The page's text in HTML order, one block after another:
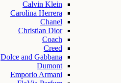
Calvin Klein
Carolina Herrera
Chanel
Christian Dior
Coach
Creed
Dolce and Gabbana
Dumont
Emporio Armani